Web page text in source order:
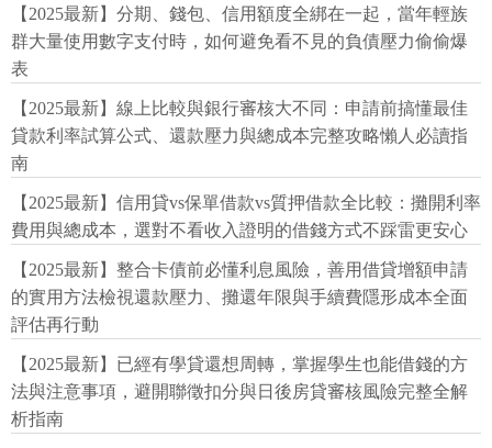
【2025最新】分期、錢包、信用額度全綁在一起，當年輕族
群大量使用數字支付時，如何避免看不見的負債壓力偷偷爆
表
【2025最新】線上比較與銀行審核大不同：申請前搞懂最佳
貸款利率試算公式、還款壓力與總成本完整攻略懶人必讀指
南
【2025最新】信用貸vs保單借款vs質押借款全比較：攤開利率
費用與總成本，選對不看收入證明的借錢方式不踩雷更安心
【2025最新】整合卡債前必懂利息風險，善用借貸增額申請
的實用方法檢視還款壓力、攤還年限與手續費隱形成本全面
評估再行動
【2025最新】已經有學貸還想周轉，掌握學生也能借錢的方
法與注意事項，避開聯徵扣分與日後房貸審核風險完整全解
析指南